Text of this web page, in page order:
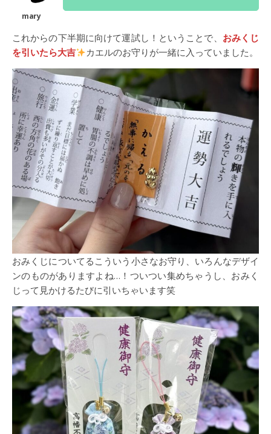
これからの下半期に向けて運試し！ということで、 おみくじ
を引いたら大吉
カエルのお守りが一緒に入っていました。
おみくじについてるこういう小さなお守り、いろんなデザイ
ンのものがありますよね…！ついつい集めちゃうし、おみく
じって見かけるたびに引いちゃいます笑